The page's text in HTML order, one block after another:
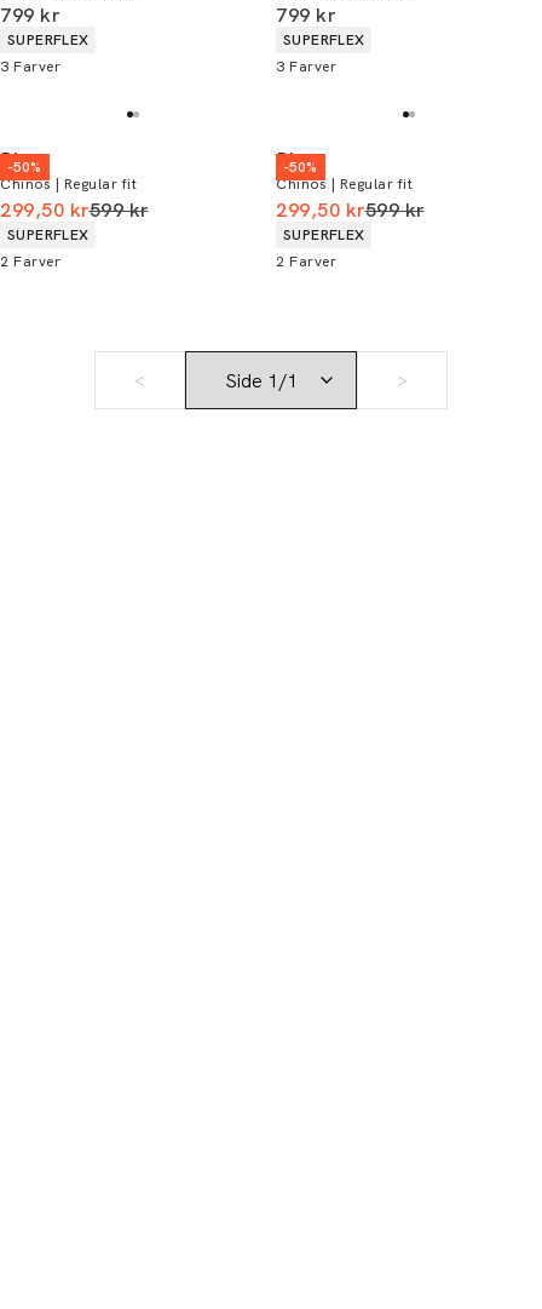
I alt (inkl. rabat)
799 kr
Produkt egenskaber
SUPERFLEX
3 Farver
I alt (inkl. rabat)
799 kr
Produkt egenskaber
SUPERFLEX
3 Farver
-50%
Bison
Chinos | Regular fit
299,50 krI alt (uden rabat)
599 kr
Produkt egenskaber
SUPERFLEX
2 Farver
-50%
Bison
Chinos | Regular fit
299,50 krI alt (uden rabat)
599 kr
Produkt egenskaber
SUPERFLEX
2 Farver